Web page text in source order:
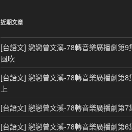
字:
近期文章
[台語文] 戀戀曾文溪-78轉音樂廣播劇第9
風吹
[台語文] 戀戀曾文溪-78轉音樂廣播劇第8
上
[台語文] 戀戀曾文溪-78轉音樂廣播劇第7
[台語文] 戀戀曾文溪-78轉音樂廣播劇第6